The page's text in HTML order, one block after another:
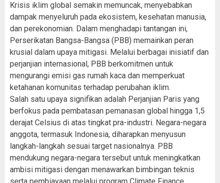
Krisis iklim global semakin memuncak, menyebabkan
dampak menyeluruh pada ekosistem, kesehatan manusia,
dan perekonomian. Dalam menghadapi tantangan ini,
Perserikatan Bangsa-Bangsa (PBB) memainkan peran
krusial dalam upaya mitigasi. Melalui berbagai inisiatif dan
perjanjian internasional, PBB berkomitmen untuk
mengurangi emisi gas rumah kaca dan memperkuat
ketahanan komunitas terhadap perubahan iklim.
Salah satu upaya signifikan adalah Perjanjian Paris yang
berfokus pada pembatasan pemanasan global hingga 1,5
derajat Celsius di atas tingkat pra-industri. Negara-negara
anggota, termasuk Indonesia, diharapkan menyusun
langkah-langkah sesuai target nasionalnya. PBB
mendukung negara-negara tersebut untuk meningkatkan
ambisi mitigasi dengan menawarkan bimbingan teknis